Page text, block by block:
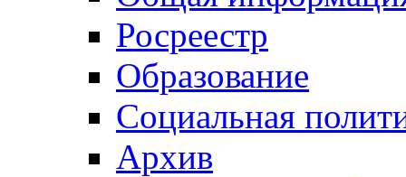
Росреестр
Образование
Социальная
Архив